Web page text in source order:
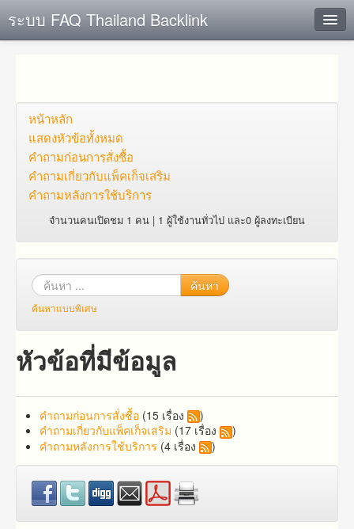
ระบบ FAQ Thailand Backlink
ตั้งคำถาม
ดูคำถาม
คุณต้องการที่จะลงทะเบียนหรือไม่?
หน้าหลัก
แสดงหัวข้อทั้งหมด
คำถาม​ก่อน​การ​สั่งซื้อ​
คำถาม​เกี่ยว​กับ​แพ็คเก็จ​เสริม
คำถามหลังการใช้บริการ
จำนวนคนเปิดชม 1 คน | 1 ผู้ใช้งานทั่วไป และ0 ผู้ลงทะเบียน
ค้นหา
ค้นหาแบบพิเศษ
หัวข้อที่มีข้อมูล
คำถาม​ก่อน​การ​สั่งซื้อ​ (15 เรื่อง
)
คำถาม​เกี่ยว​กับ​แพ็คเก็จ​เสริม (17 เรื่อง
)
คำถามหลังการใช้บริการ (4 เรื่อง )